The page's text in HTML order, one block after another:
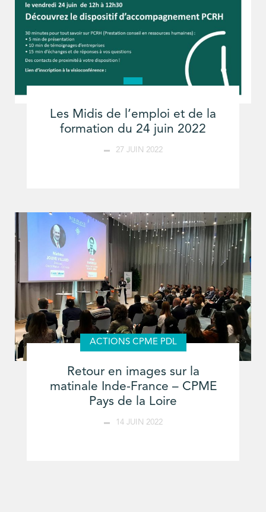
Les Midis de l’emploi et de la
formation du 24 juin 2022
27 JUIN 2022
ACTIONS CPME PDL
Retour en images sur la
matinale Inde-France – CPME
Pays de la Loire
14 JUIN 2022